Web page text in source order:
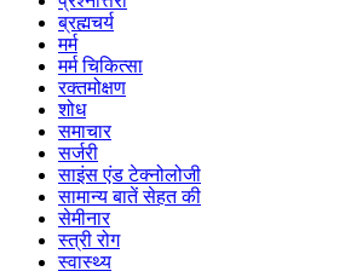
ब्रह्मचर्य
मर्म
मर्म चिकित्सा
रक्तमोक्षण
शोध
समाचार
सर्जरी
साइंस एंड टेक्नोलोजी
सामान्य बातें सेहत की
सेमीनार
स्त्री रोग
स्वास्थ्य